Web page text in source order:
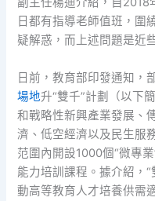
日都有指導老師值班，圍
疑解惑，而上述問題是近
日前，教育部印發通知，
場地升“雙千”計劃（以下
和戰略性新興產業發展、
濟、低空經濟以及民生服
范圍內開設1000個“微專
能力培訓課程。據介紹，
動高等教育人才培養供需